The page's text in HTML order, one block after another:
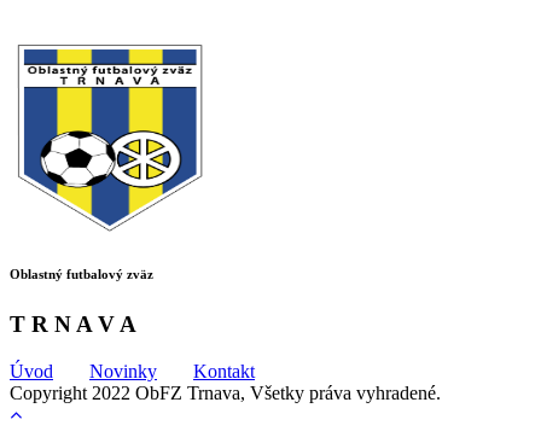
Oblastný futbalový zväz
T R N A V A
Úvod Novinky
Kontakt
Copyright 2022 ObFZ Trnava, Všetky práva vyhradené.